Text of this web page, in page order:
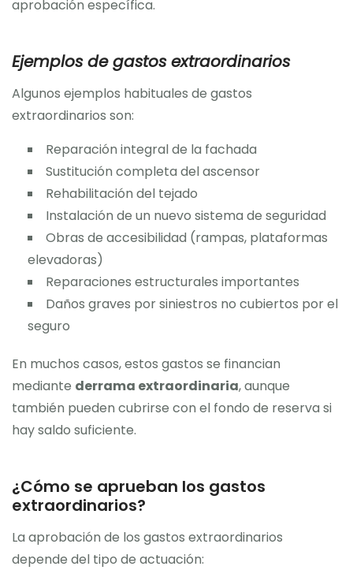
aprobación específica.
Ejemplos de gastos extraordinarios
Algunos ejemplos habituales de gastos
extraordinarios son:
Reparación integral de la fachada
Sustitución completa del ascensor
Rehabilitación del tejado
Instalación de un nuevo sistema de seguridad
Obras de accesibilidad (rampas, plataformas
elevadoras)
Reparaciones estructurales importantes
Daños graves por siniestros no cubiertos por el
seguro
En muchos casos, estos gastos se financian
mediante derrama extraordinaria, aunque
también pueden cubrirse con el fondo de reserva si
hay saldo suficiente.
¿Cómo se aprueban los gastos
extraordinarios?
La aprobación de los gastos extraordinarios
depende del tipo de actuación: